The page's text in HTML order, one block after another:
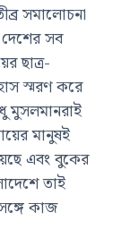
সমালোচনা
সব
ছাত্র-
স্মরণ করে
মুসলমানরাই
মানুষই
এবং বুকের
তাই
কাজ